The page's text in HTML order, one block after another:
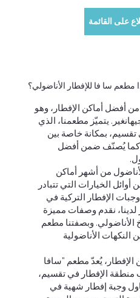
مطعم سا فا للإفطار الأناضولي؟
أفضل أماكن الإفطار، وهو
يتميّز مطعمنا، الذي
تقسيم، بمكانة خاصة بين
كما يُصنّف ضمن أفضل
من أشهر أماكن
الخيارات التي تتبادر
الإفطار التركية في
نقدم وصفات مميزة
وبصفتنا مطعم
النكهات الأناضولية
يُعدّ مطعم "سافا
منطقة الإفطار في تقسيم،
وجبة إفطار شهية في